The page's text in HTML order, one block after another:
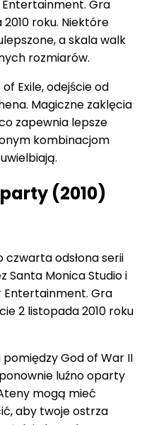
Gra
2010 roku. Niektóre
a skala walk
rozmiarów.
Exile, odejście od
Magiczne zaklęcia
zapewnia lepsze
kombinacjom
(2010)
odsłona serii
Santa Monica Studio i
Entertainment. Gra
2 listopada 2010 roku
God of War II
luźno oparty
mogą mieć
aby twoje ostrza